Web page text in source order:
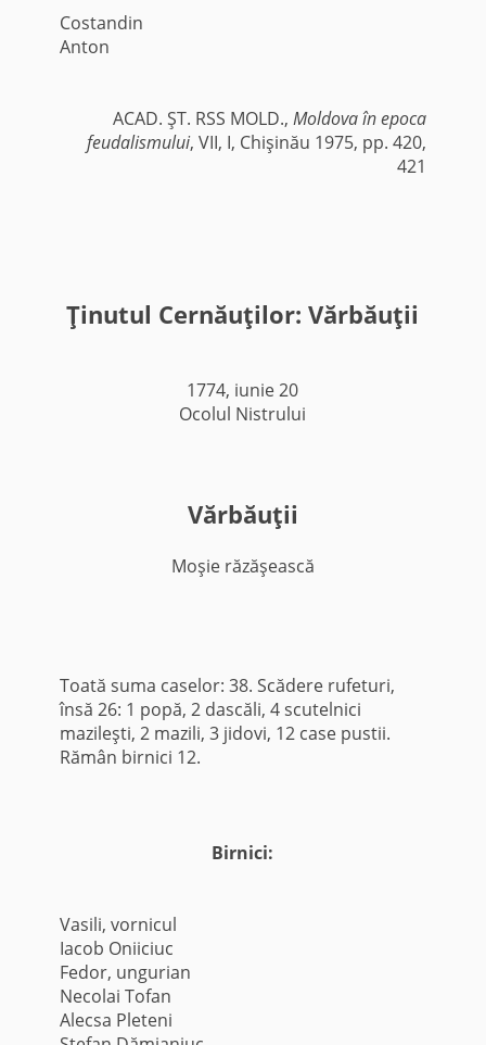
Costandin
Anton
ACAD. ŞT. RSS MOLD.,Moldova în epoca
feudalismului, VII, I, Chişinău 1975, pp. 420,
421
Ţinutul Cernăuţilor: Vărbăuţii
1774, iunie 20
Ocolul Nistrului
Vărbăuţii
Moşie răzăşească
Toată suma caselor: 38. Scădere rufeturi,
însă 26: 1 popă, 2 dascăli, 4 scutelnici
mazileşti, 2 mazili, 3 jidovi, 12 case pustii.
Rămân birnici 12.
Birnici:
Vasili, vornicul
Iacob Oniiciuc
Fedor, ungurian
Necolai Tofan
Alecsa Pleteni